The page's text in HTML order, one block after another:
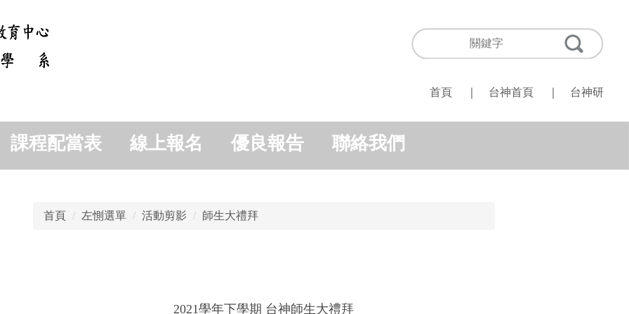
首頁 台神首頁 台神研
課程配當表 線上報名 優良報告 聯絡我們
首頁 左惻選單 活動剪影 師生大禮拜
2021學年下學期 台神師生大禮拜